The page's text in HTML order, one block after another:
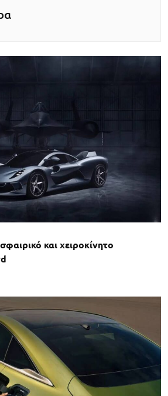
και χειροκίνητο